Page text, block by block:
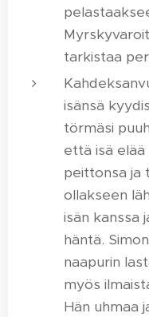
tarkistaa
isänsä
törmäsi
että isä elää
peittonsa ja
ollakseen
isän kanssa
häntä.
naapurin
myös
Hän uhmaa